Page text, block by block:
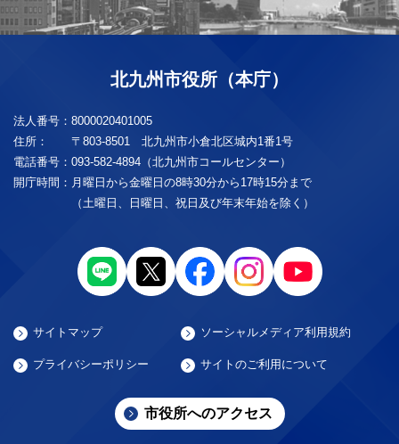
北九州市役所（本庁）
法人番号： 8000020401005
住所：
〒803-8501 北九州市小倉北区城内1番1号
電話番号： 093-582-4894（北九州市コールセンター）
開庁時間： 月曜日から金曜日の8時30分から17時15分まで
（土曜日、日曜日、祝日及び年末年始を除く）
サイトマップ ソーシャルメディア利用規約
プライバシーポリシー サイトのご利用について
市役所へのアクセス